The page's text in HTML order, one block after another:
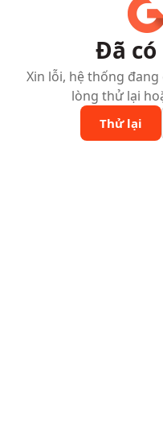
Đã
Xin lỗi, hệ thống
lòng thử lại
Thử lại